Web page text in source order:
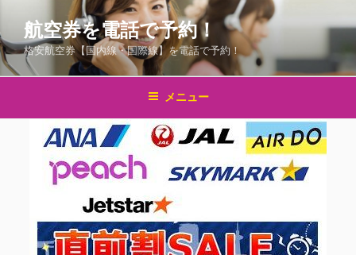
テ
ン
ス
航空券を電話で予約！
格安航空券【国内線・国際線】を電話で予約！
メニュー